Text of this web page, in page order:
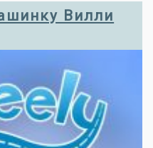
Вилли